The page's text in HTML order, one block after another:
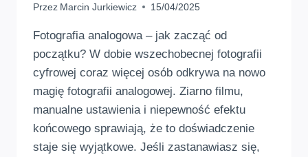
Przez Marcin Jurkiewicz 15/04/2025
Fotografia analogowa – jak zacząć od
początku? W dobie wszechobecnej fotografii
cyfrowej coraz więcej osób odkrywa na nowo
magię fotografii analogowej. Ziarno filmu,
manualne ustawienia i niepewność efektu
końcowego sprawiają, że to doświadczenie
staje się wyjątkowe. Jeśli zastanawiasz się,